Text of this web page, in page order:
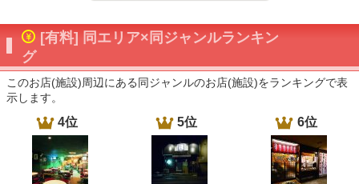
[有料] 同エリア×同ジャンルランキン
グ
このお店(施設)周辺にある同ジャンルのお店(施設)をランキングで表
示します。
4位 5位 6位